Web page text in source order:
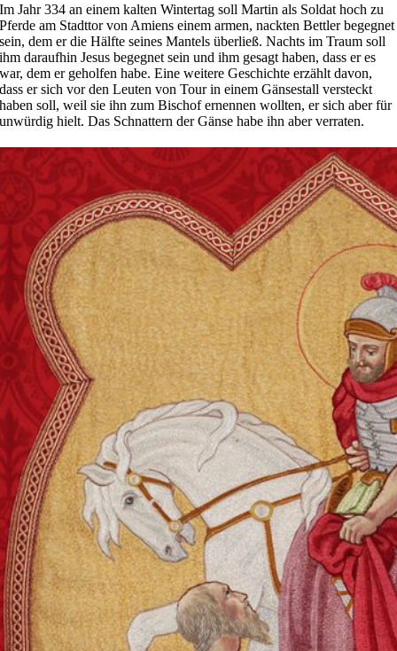
Im Jahr 334 an einem kalten Wintertag soll Martin als Soldat hoch zu
Pferde am Stadttor von Amiens einem armen, nackten Bettler begegnet
sein, dem er die Hälfte seines Mantels überließ. Nachts im Traum soll
ihm daraufhin Jesus begegnet sein und ihm gesagt haben, dass er es
war, dem er geholfen habe. Eine weitere Geschichte erzählt davon,
dass er sich vor den Leuten von Tour in einem Gänsestall versteckt
haben soll, weil sie ihn zum Bischof ernennen wollten, er sich aber für
unwürdig hielt. Das Schnattern der Gänse habe ihn aber verraten.